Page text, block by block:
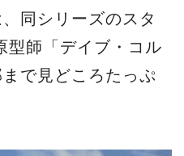
同シリーズのスタ
型師「デイブ・コル
で見どころたっぷ